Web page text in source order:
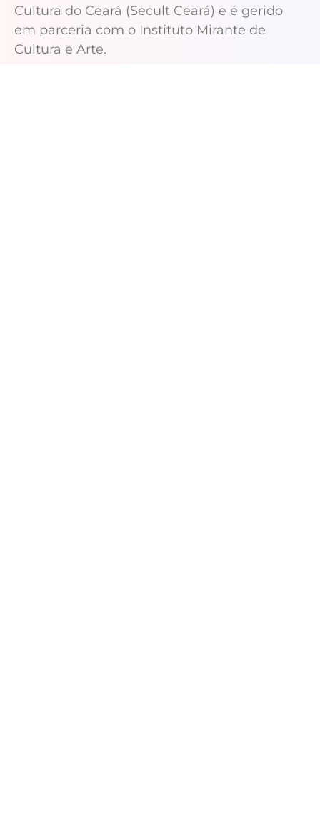
Cultura do Ceará (Secult Ceará) e é gerido
em parceria com o Instituto Mirante de
Cultura e Arte.